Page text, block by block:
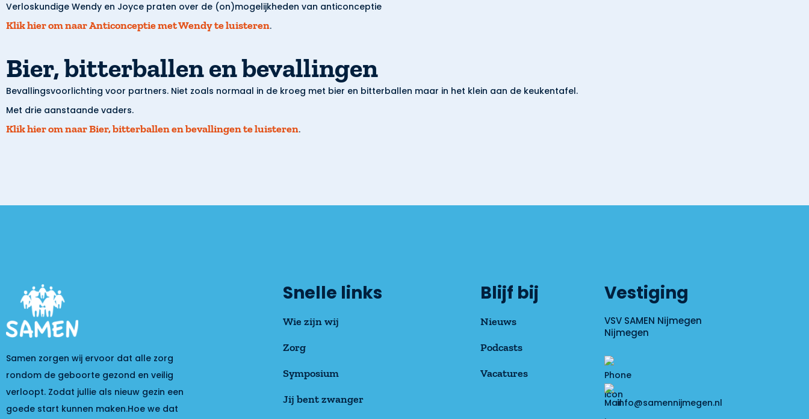
Verloskundige Wendy en Joyce praten over de (on)mogelijkheden van anticonceptie
Klik hier om naarAnticonceptie met Wendyte luisteren.
Bier, bitterballen en bevallingen
Bevallingsvoorlichting voor partners. Niet zoals normaal in de kroeg met bier en bitterballen maar in het klein aan de keukentafel.
Met drie aanstaande vaders.
Klik hier om naarBier, bitterballen en bevallingente luisteren.
Samen zorgen wij ervoor dat alle zorg
rondom de geboorte gezond en veilig
verloopt. Zodat jullie als nieuw gezin een
goede start kunnen maken.Hoe we dat
Snelle links
Wie zijn wij
Zorg
Symposium
Jij bent zwanger
Blijf bij
Nieuws
Podcasts
Vacatures
Vestiging
VSV SAMEN Nijmegen
Nijmegen
info@samennijmegen.nl